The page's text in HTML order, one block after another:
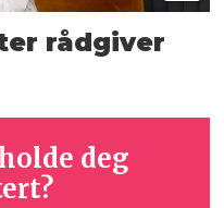
rådgiver
deg